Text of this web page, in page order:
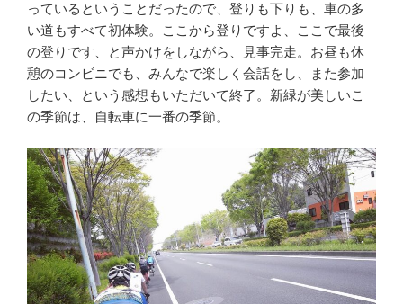
っているということだったので、登りも下りも、車の多
い道もすべて初体験。ここから登りですよ、ここで最後
の登りです、と声かけをしながら、見事完走。お昼も休
憩のコンビニでも、みんなで楽しく会話をし、また参加
したい、という感想もいただいて終了。新緑が美しいこ
の季節は、自転車に一番の季節。